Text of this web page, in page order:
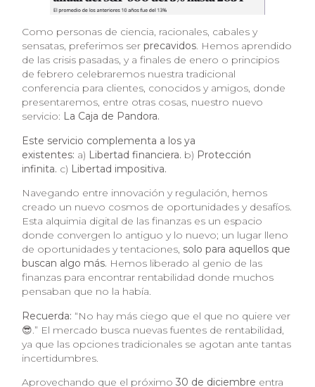
Como personas de ciencia, racionales, cabales y
sensatas, preferimos serprecavidos. Hemos aprendido
de las crisis pasadas, y a finales de enero o principios
de febrero celebraremos nuestra tradicional
conferencia para clientes, conocidos y amigos, donde
presentaremos, entre otras cosas, nuestro nuevo
servicio: La Caja de Pandora.
Este servicio complementa a los ya
existentes: a) Libertad financiera. b) Protección
infinita. c) Libertad impositiva.
Navegando entre innovación y regulación, hemos
creado un nuevo cosmos de oportunidades y desafíos.
Esta alquimia digital de las finanzas es un espacio
donde convergen lo antiguo y lo nuevo; un lugar lleno
de oportunidades y tentaciones, solo para aquellos que
buscan algo más. Hemos liberado al genio de las
finanzas para encontrar rentabilidad donde muchos
pensaban que no la había.
Recuerda: “No hay más ciego que el que no quiere ver
😎.” El mercado busca nuevas fuentes de rentabilidad,
ya que las opciones tradicionales se agotan ante tantas
incertidumbres.
Aprovechando que el próximo30 de diciembre entra